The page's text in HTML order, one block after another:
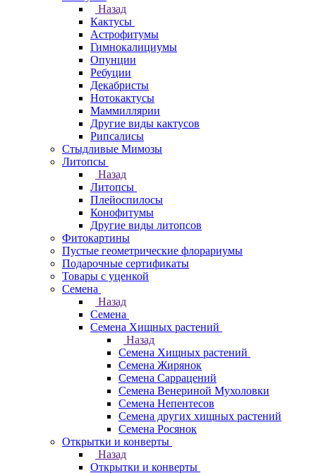
Назад
Кактусы
Астрофитумы
Гимнокалициумы
Опунции
Ребуции
Декабристы
Нотокактусы
Маммиллярии
Другие виды кактусов
Рипсалисы
Стыдливые Мимозы
Литопсы
Назад
Литопсы
Плейоспилосы
Конофитумы
Другие виды литопсов
Фитокартины
Пустые геометрические флорариумы
Подарочные сертификаты
Товары с уценкой
Семена
Назад
Семена
Семена Хищных растений
Назад
Семена Хищных растений
Семена Жирянок
Семена Саррацений
Семена Венериной Мухоловки
Семена Непентесов
Семена других хищных растений
Семена Росянок
Открытки и конверты
Назад
Открытки и конверты